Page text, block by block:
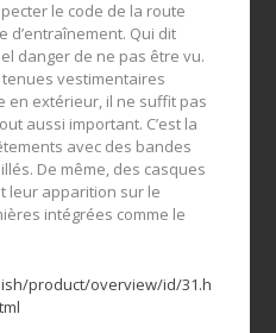
le code de la route
d’entraînement. Qui dit
danger de ne pas être vu.
vestimentaires
en extérieur, il ne suffit pas
aussi important. C’est la
avec des bandes
De même, des casques
leur apparition sur le
intégrées comme le
product/overview/id/31.h
tml